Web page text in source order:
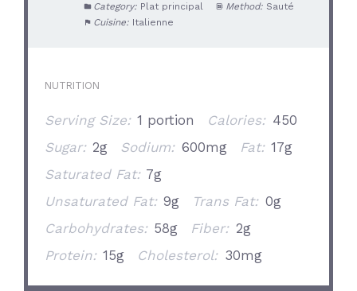
Category: Plat principal Method: Sauté
Cuisine: Italienne
NUTRITION
Serving Size: 1 portion Calories: 450
Sugar: 2g Sodium: 600mg Fat: 17g
Saturated Fat: 7g
Unsaturated Fat: 9g Trans Fat: 0g
Carbohydrates: 58g Fiber: 2g
Protein: 15g Cholesterol: 30mg